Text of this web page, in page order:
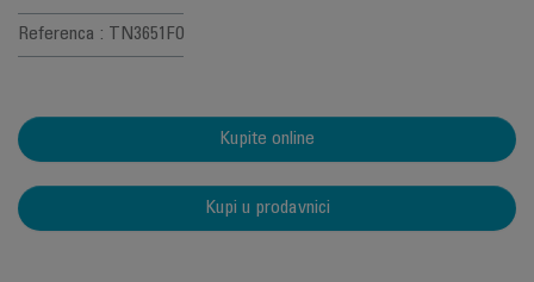
Referenca : TN3651F0
Kupite online
Kupi u prodavnici